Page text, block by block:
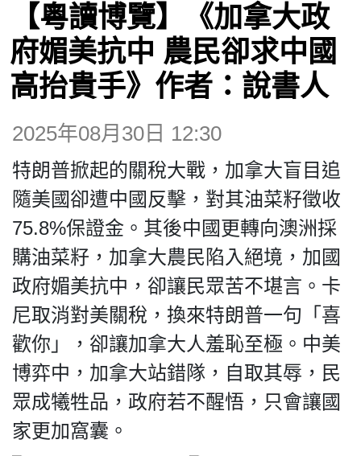
觀點
博客
視頻
昔日
系列
活動
關於我們
【粵讀博覽】《加拿大政
府媚美抗中 農民卻求中國
高抬貴手》作者：說書人
2025年08月30日 12:30
特朗普掀起的關稅大戰，加拿大盲目追
隨美國卻遭中國反擊，對其油菜籽徵收
75.8%保證金。其後中國更轉向澳洲採
購油菜籽，加拿大農民陷入絕境，加國
政府媚美抗中，卻讓民眾苦不堪言。卡
尼取消對美關稅，換來特朗普一句「喜
歡你」，卻讓加拿大人羞恥至極。中美
博弈中，加拿大站錯隊，自取其辱，民
眾成犧牲品，政府若不醒悟，只會讓國
家更加窩囊。